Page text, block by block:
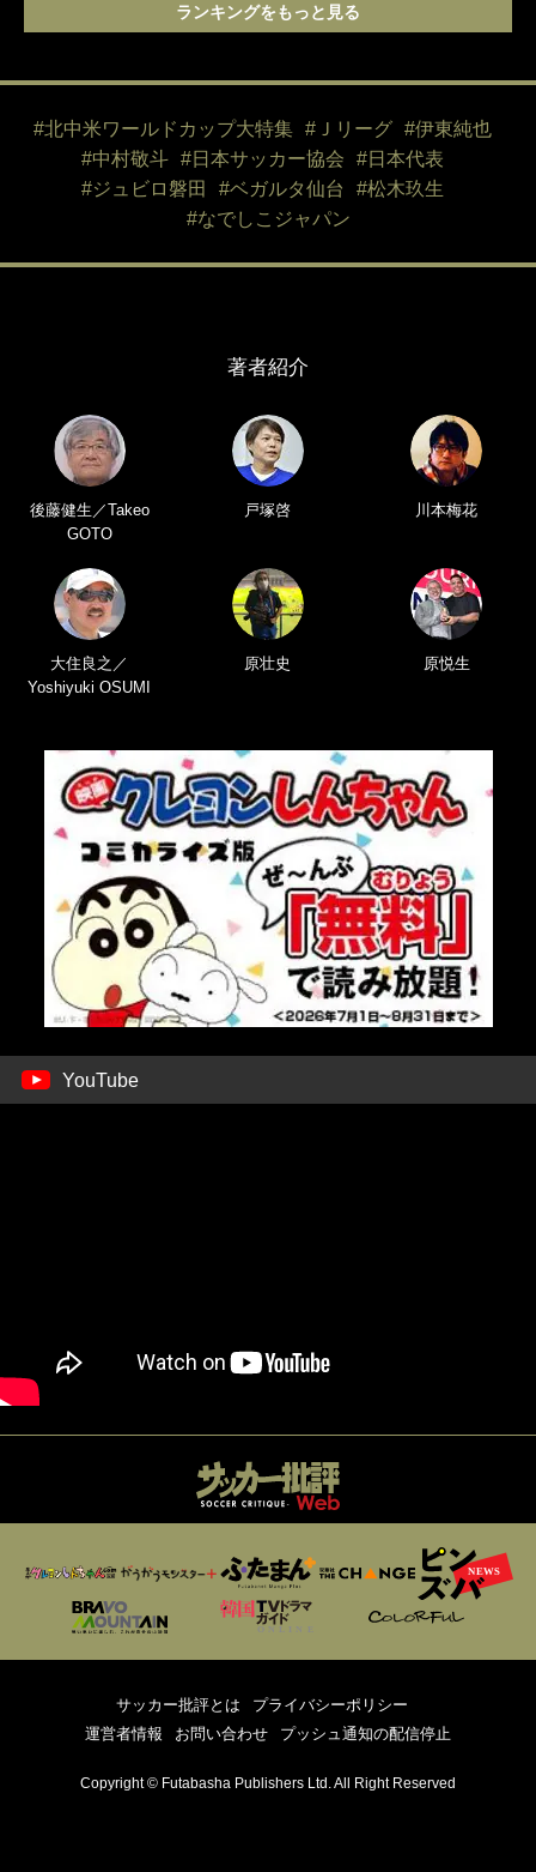
ランキングをもっと見る
#北中米ワールドカップ大特集 #Ｊリーグ
#伊東純也
#中村敬斗
#日本サッカー協会
#日本代表
#ジュビロ磐田
#ベガルタ仙台
#松木玖生
#なでしこジャパン
著者紹介
後藤健生／Takeo
GOTO
戸塚啓 川本梅花
大住良之／
Yoshiyuki OSUMI
原壮史 原悦生
YouTube
サッカー批評とは
プライバシーポリシー
運営者情報
お問い合わせ プッシュ通知の配信停止
Copyright © Futabasha Publishers Ltd. All Right Reserved